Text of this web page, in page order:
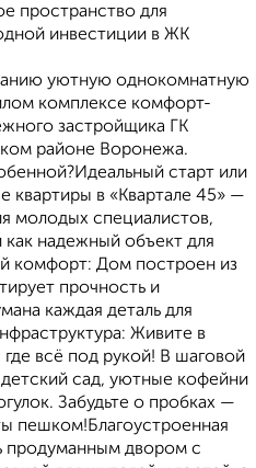
пространство для
инвестиции в ЖК
уютную однокомнатную
комплексе комфорт-
застройщика ГК
районе Воронежа.
старт или
квартиры в «Квартале 45» —
молодых специалистов,
надежный объект для
комфорт: Дом построен из
прочность и
каждая деталь для
Живите в
всё под рукой! В шаговой
сад, уютные кофейни
Забудьте о пробках —
пешком!Благоустроенная
продуманным двором с